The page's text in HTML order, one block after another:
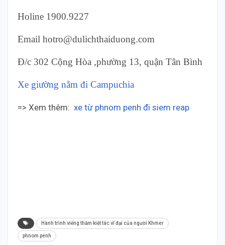
Holine 1900.9227
Email hotro@dulichthaiduong.com
Đ/c 302 Cộng Hòa ,phường 13, quận Tân Bình
Xe giường nằm đi Campuchia
=> Xem thêm: xe từ phnom penh đi siem reap
Hành trình viếng thăm kiệt tác vĩ đại của người Khmer
phnom penh